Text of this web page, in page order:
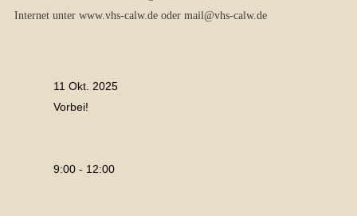
Internet unter www.vhs-calw.de oder mail@vhs-calw.de
11 Okt. 2025
Vorbei!
9:00 - 12:00